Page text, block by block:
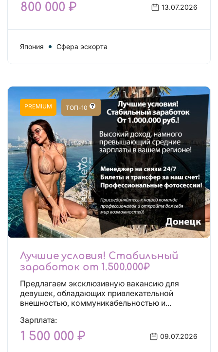
800 000 ₽ 13.07.2026
Япония Сфера эскорта
PREMIUM ТОП-10
Лучшие условия! Стабильный
заработок от 1.500.000₽
Предлагаем эксклюзивную вакансию для
девушек, обладающих привлекательной
внешностью, коммуникабельностью и...
Зарплата:
1 500 000 ₽ 09.07.2026